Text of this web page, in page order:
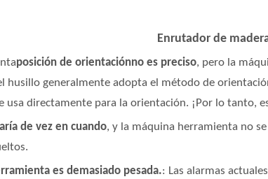
Enrutador de
posición de orientaciónno es preciso, pero la
husillo generalmente adopta el método de
directamente para la orientación. ¡Por lo tanto,
de vez en cuando, y la máquina herramienta no
es demasiado pesada.: Las alarmas